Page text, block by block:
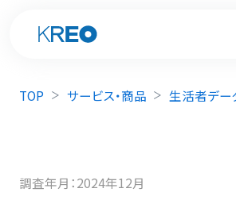
TOP サービス・商品 生活者デー
調査年月：2024年12月